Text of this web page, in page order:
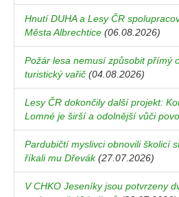
Hnutí DUHA a Lesy ČR
Města Albrechtice (06.08.2026)
Požár lesa nemusí způsobit přímý
turistický vařič (04.08.2026)
Lesy ČR dokončily další projekt:
Lomné je širší a odolnější vůči
Pardubičtí myslivci obnovili školicí
říkali mu Dřevák(27.07.2026)
V CHKO Jeseníky jsou potvrzeny